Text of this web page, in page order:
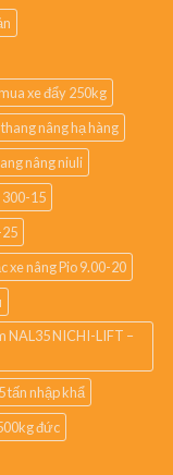
xe đẩy 250kg
thang nâng hạ hàng
nâng niuli
300-15
25
xe nâng Pio 9.00-20
NAL35 NICHI-LIFT –
tấn nhập khẩ
đức